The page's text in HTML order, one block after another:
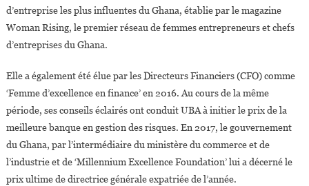
d’entreprise les plus influentes du Ghana, établie par le magazine
Woman Rising, le premier réseau de femmes entrepreneurs et chefs
d’entreprises du Ghana.
Elle a également été élue par les Directeurs Financiers (CFO) comme
‘Femme d’excellence en finance’ en 2016. Au cours de la même
période, ses conseils éclairés ont conduit UBA à initier le prix de la
meilleure banque en gestion des risques. En 2017, le gouvernement
du Ghana, par l’intermédiaire du ministère du commerce et de
l’industrie et de ‘Millennium Excellence Foundation’ lui a décerné le
prix ultime de directrice générale expatriée de l’année.